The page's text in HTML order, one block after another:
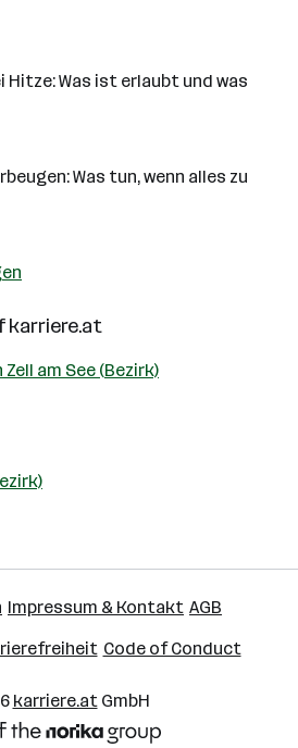
Hitze: Was ist erlaubt und was
Was tun, wenn alles zu
karriere.at
am See (Bezirk)
Impressum & Kontakt AGB
Code of Conduct
karriere.atGmbH